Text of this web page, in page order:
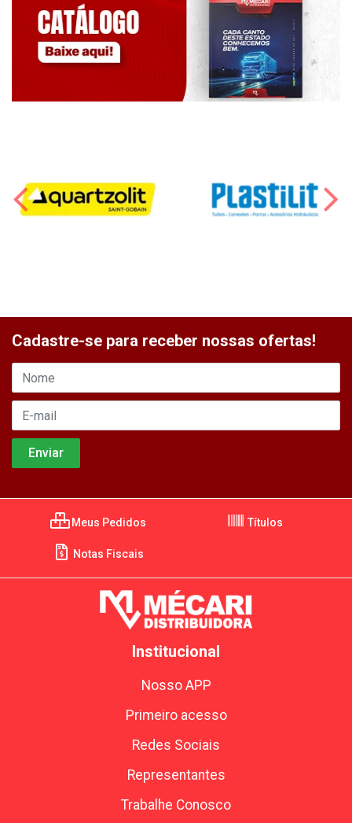
Cadastre-se para receber nossas ofertas!
Meus Pedidos Títulos
Notas Fiscais
Institucional
Nosso APP
Primeiro acesso
Redes Sociais
Representantes
Trabalhe Conosco